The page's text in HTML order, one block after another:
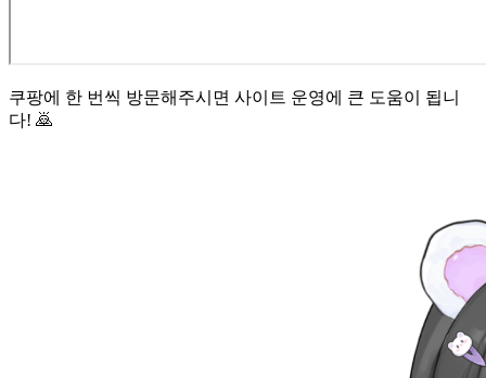
쿠팡에 한 번씩 방문해주시면 사이트 운영에 큰 도움이 됩니
다! 🙇